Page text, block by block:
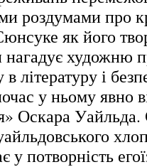
роздумами про
як його
художню
літературу і
у ньому явно
Оскара Уайльда.
потворність